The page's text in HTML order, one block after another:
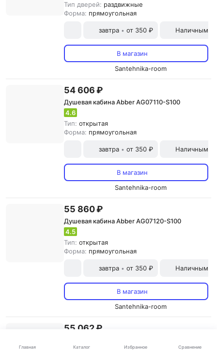
Главная Каталог Избранное Сравнение
Тип дверей: раздвижные
Форма: прямоугольная
завтра • от 350 ₽ Наличными
В магазин
Santehnika-room
54 606 ₽
Душевая кабина Abber AG07110-S100
4.6
Тип: открытая
Форма: прямоугольная
завтра • от 350 ₽ Наличными
В магазин
Santehnika-room
55 860 ₽
Душевая кабина Abber AG07120-S100
4.5
Тип: открытая
Форма: прямоугольная
завтра • от 350 ₽ Наличными
В магазин
Santehnika-room
55 062 ₽
4.7